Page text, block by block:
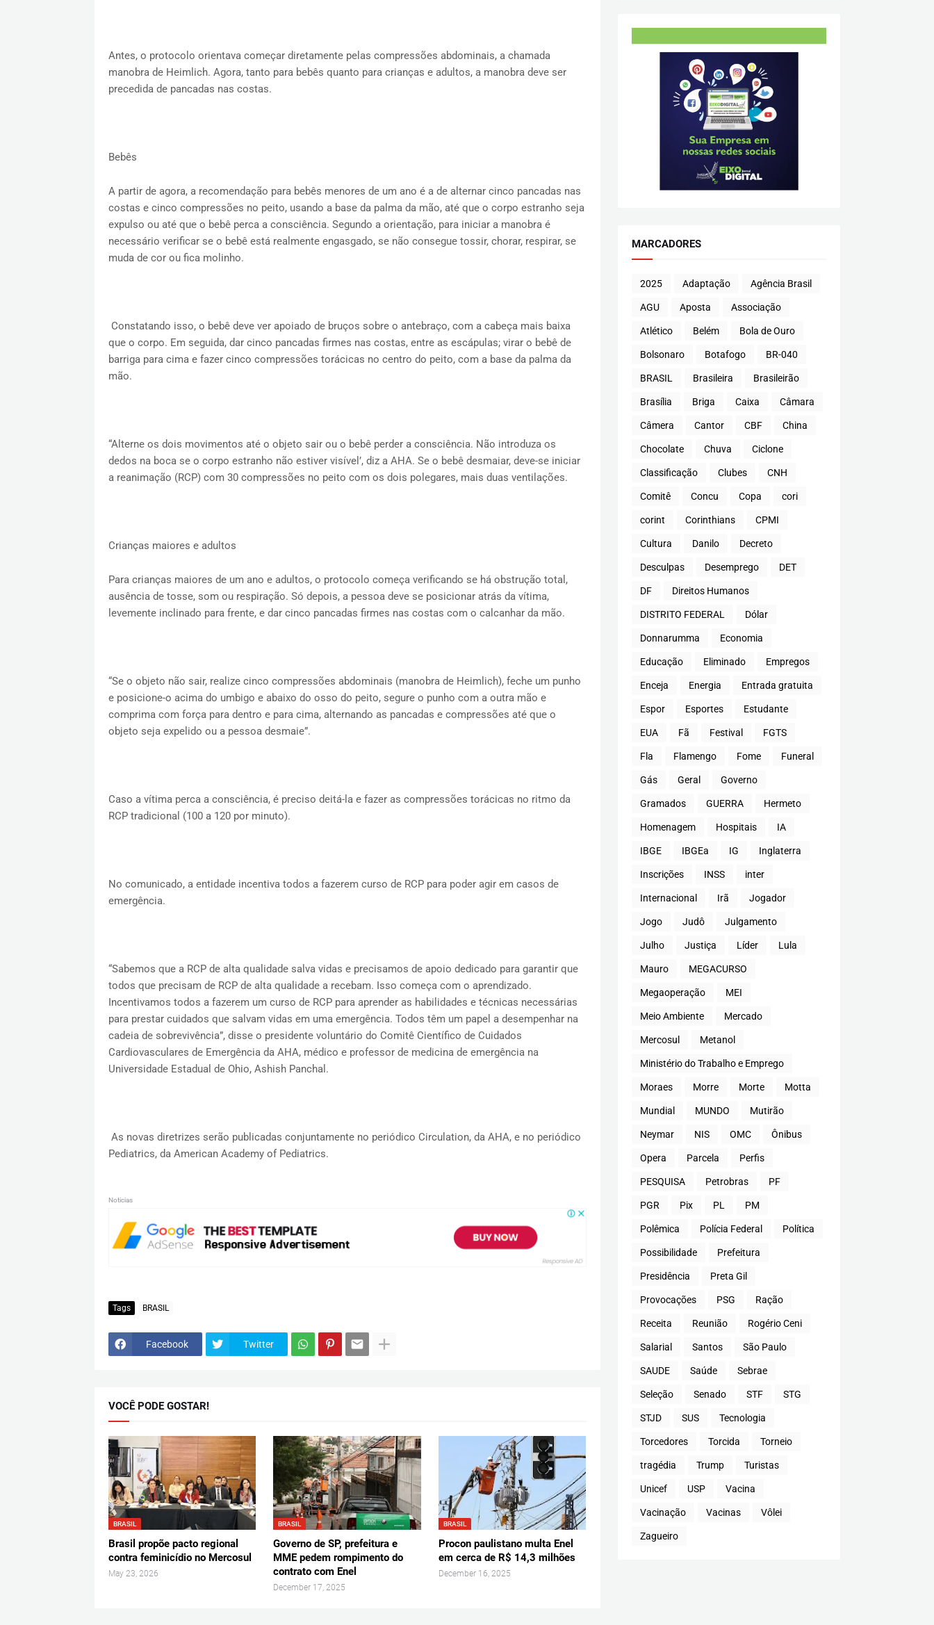
Antes, o protocolo orientava começar diretamente pelas compressões abdominais, a chamada
manobra de Heimlich. Agora, tanto para bebês quanto para crianças e adultos, a manobra deve ser
precedida de pancadas nas costas.
Bebês
A partir de agora, a recomendação para bebês menores de um ano é a de alternar cinco pancadas nas
costas e cinco compressões no peito, usando a base da palma da mão, até que o corpo estranho seja
expulso ou até que o bebê perca a consciência. Segundo a orientação, para iniciar a manobra é
necessário verificar se o bebê está realmente engasgado, se não consegue tossir, chorar, respirar, se
muda de cor ou fica molinho.
Constatando isso, o bebê deve ver apoiado de bruços sobre o antebraço, com a cabeça mais baixa
que o corpo. Em seguida, dar cinco pancadas firmes nas costas, entre as escápulas; virar o bebê de
barriga para cima e fazer cinco compressões torácicas no centro do peito, com a base da palma da
mão.
“Alterne os dois movimentos até o objeto sair ou o bebê perder a consciência. Não introduza os
dedos na boca se o corpo estranho não estiver visível’, diz a AHA. Se o bebê desmaiar, deve-se iniciar
a reanimação (RCP) com 30 compressões no peito com os dois polegares, mais duas ventilações.
Crianças maiores e adultos
Para crianças maiores de um ano e adultos, o protocolo começa verificando se há obstrução total,
ausência de tosse, som ou respiração. Só depois, a pessoa deve se posicionar atrás da vítima,
levemente inclinado para frente, e dar cinco pancadas firmes nas costas com o calcanhar da mão.
“Se o objeto não sair, realize cinco compressões abdominais (manobra de Heimlich), feche um punho
e posicione-o acima do umbigo e abaixo do osso do peito, segure o punho com a outra mão e
comprima com força para dentro e para cima, alternando as pancadas e compressões até que o
objeto seja expelido ou a pessoa desmaie”.
Caso a vítima perca a consciência, é preciso deitá-la e fazer as compressões torácicas no ritmo da
RCP tradicional (100 a 120 por minuto).
No comunicado, a entidade incentiva todos a fazerem curso de RCP para poder agir em casos de
emergência.
“Sabemos que a RCP de alta qualidade salva vidas e precisamos de apoio dedicado para garantir que
todos que precisam de RCP de alta qualidade a recebam. Isso começa com o aprendizado.
Incentivamos todos a fazerem um curso de RCP para aprender as habilidades e técnicas necessárias
para prestar cuidados que salvam vidas em uma emergência. Todos têm um papel a desempenhar na
cadeia de sobrevivência”, disse o presidente voluntário do Comitê Científico de Cuidados
Cardiovasculares de Emergência da AHA, médico e professor de medicina de emergência na
Universidade Estadual de Ohio, Ashish Panchal.
As novas diretrizes serão publicadas conjuntamente no periódico Circulation, da AHA, e no periódico
Pediatrics, da American Academy of Pediatrics.
Noticias
Tags BRASIL
Facebook Twitter
VOCÊ PODE GOSTAR!
BRASIL
Brasil propõe pacto regional
contra feminicídio no Mercosul
May 23, 2026
BRASIL
Governo de SP, prefeitura e
MME pedem rompimento do
contrato com Enel
December 17, 2025
BRASIL
Procon paulistano multa Enel
em cerca de R$ 14,3 milhões
December 16, 2025
MARCADORES
2025 Adaptação Agência Brasil
AGU Aposta Associação
Atlético Belém Bola de Ouro
Bolsonaro Botafogo BR-040
BRASIL Brasileira Brasileirão
Brasília Briga Caixa Câmara
Câmera Cantor CBF China
Chocolate Chuva Ciclone
Classificação Clubes CNH
Comitê Concu Copa cori
corint Corinthians CPMI
Cultura Danilo Decreto
Desculpas Desemprego DET
DF Direitos Humanos
DISTRITO FEDERAL Dólar
Donnarumma Economia
Educação Eliminado Empregos
Enceja Energia Entrada gratuita
Espor Esportes Estudante
EUA Fã Festival FGTS
Fla Flamengo Fome Funeral
Gás Geral Governo
Gramados GUERRA Hermeto
Homenagem Hospitais IA
IBGE IBGEa IG Inglaterra
Inscrições INSS inter
Internacional Irã Jogador
Jogo Judô Julgamento
Julho Justiça Líder Lula
Mauro MEGACURSO
Megaoperação MEI
Meio Ambiente Mercado
Mercosul Metanol
Ministério do Trabalho e Emprego
Moraes Morre Morte Motta
Mundial MUNDO Mutirão
Neymar NIS OMC Ônibus
Opera Parcela Perfis
PESQUISA Petrobras PF
PGR Pix PL PM
Polêmica Polícia Federal Política
Possibilidade Prefeitura
Presidência Preta Gil
Provocações PSG Ração
Receita Reunião Rogério Ceni
Salarial Santos São Paulo
SAUDE Saúde Sebrae
Seleção Senado STF STG
STJD SUS Tecnologia
Torcedores Torcida Torneio
tragédia Trump Turistas
Unicef USP Vacina
Vacinação Vacinas Vôlei
Zagueiro